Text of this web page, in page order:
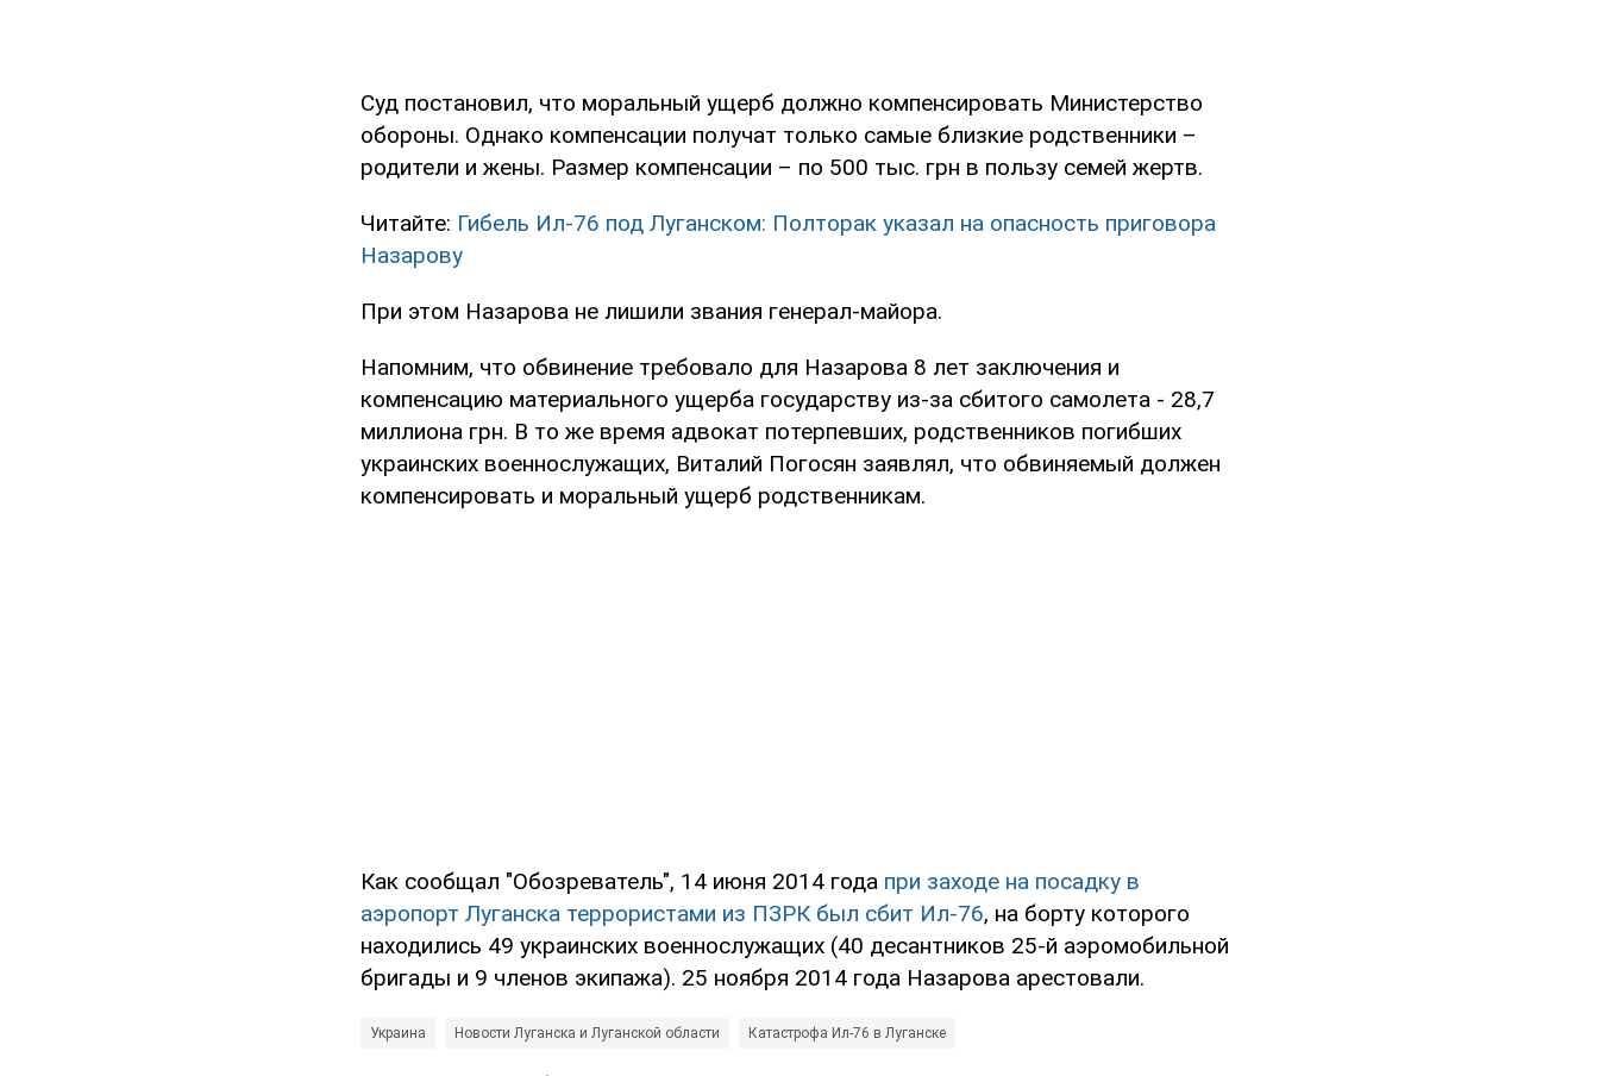
Суд постановил, что моральный ущерб должно компенсировать Министерство
обороны. Однако компенсации получат только самые близкие родственники –
родители и жены. Размер компенсации – по 500 тыс. грн в пользу семей жертв.
Читайте: Гибель Ил-76 под Луганском: Полторак указал на опасность приговора
Назарову
При этом Назарова не лишили звания генерал-майора.
Напомним, что обвинение требовало для Назарова 8 лет заключения и
компенсацию материального ущерба государству из-за сбитого самолета - 28,7
миллиона грн. В то же время адвокат потерпевших, родственников погибших
украинских военнослужащих, Виталий Погосян заявлял, что обвиняемый должен
компенсировать и моральный ущерб родственникам.
Как сообщал "Обозреватель", 14 июня 2014 года при заходе на посадку в
аэропорт Луганска террористами из ПЗРК был сбит Ил-76, на борту которого
находились 49 украинских военнослужащих (40 десантников 25-й аэромобильной
бригады и 9 членов экипажа). 25 ноября 2014 года Назарова арестовали.
Украина Новости Луганска и Луганской области Катастрофа Ил-76 в Луганске